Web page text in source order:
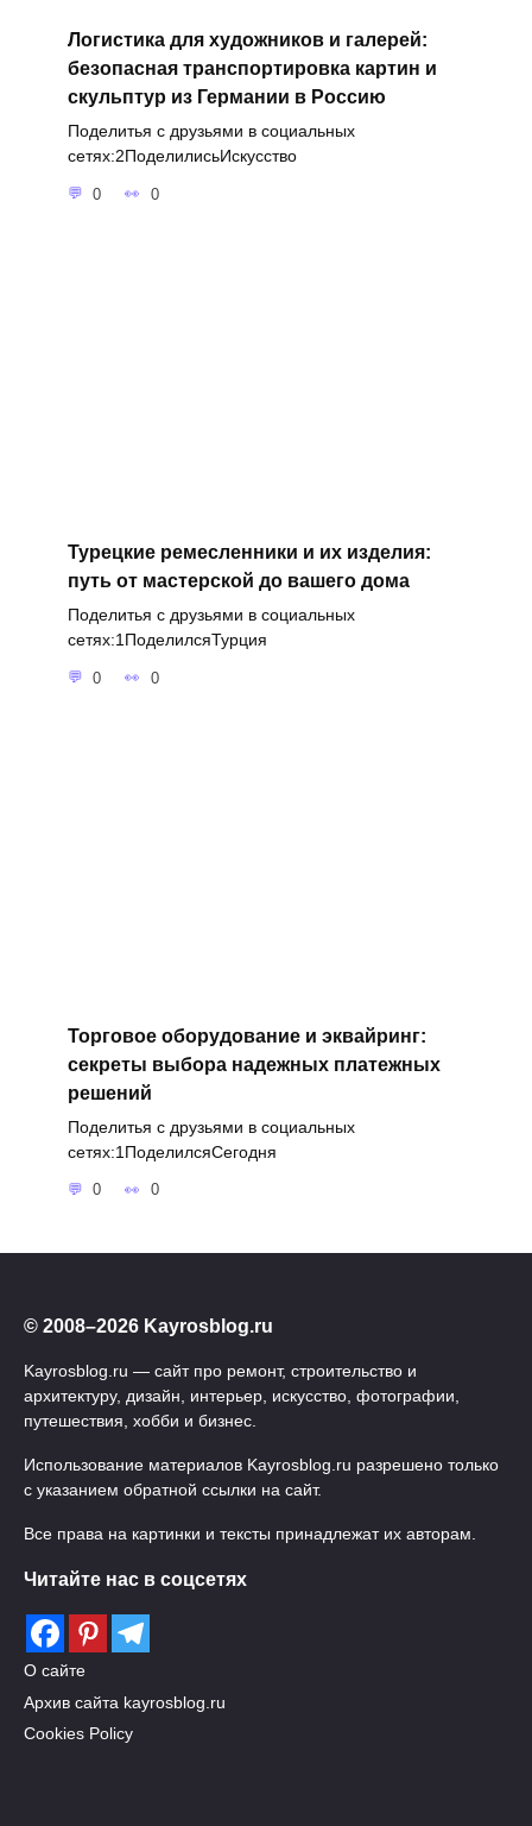
Логистика для художников и галерей:
безопасная транспортировка картин и
скульптур из Германии в Россию
Поделитья с друзьями в социальных
сетях:2ПоделилисьИскусство
0 0
Турецкие ремесленники и их изделия:
путь от мастерской до вашего дома
Поделитья с друзьями в социальных
сетях:1ПоделилсяТурция
0 0
Торговое оборудование и эквайринг:
секреты выбора надежных платежных
решений
Поделитья с друзьями в социальных
сетях:1ПоделилсяСегодня
0 0
© 2008–2026 Kayrosblog.ru
Kayrosblog.ru — сайт про ремонт, строительство и
архитектуру, дизайн, интерьер, искусство, фотографии,
путешествия, хобби и бизнес.
Использование материалов Kayrosblog.ru разрешено только
с указанием обратной ссылки на сайт.
Все права на картинки и тексты принадлежат их авторам.
Читайте нас в соцсетях
О сайте
Архив сайта kayrosblog.ru
Cookies Policy